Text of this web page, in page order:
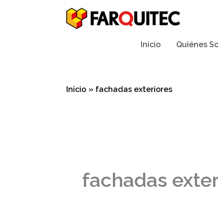
Inicio
Quiénes
Inicio fachadas exteriores
fachadas